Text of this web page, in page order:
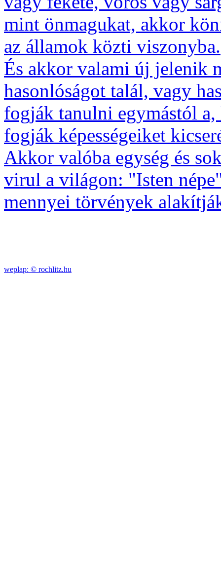
mint önmagukat, akkor
az államok közti viszonyba.
És akkor valami új jelenik
hasonlóságot talál, vagy
fogják tanulni egymástól
fogják képességeiket
Akkor valóba egység és
virul a világon: "Isten
mennyei törvények
weplap: © rochlitz.hu